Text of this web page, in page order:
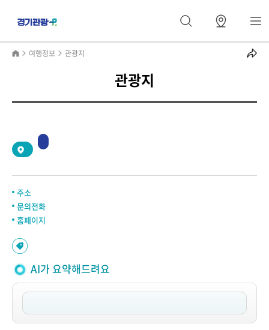
여행정보 관광지
관광지
주소
문의전화
홈페이지
AI가 요약해드려요